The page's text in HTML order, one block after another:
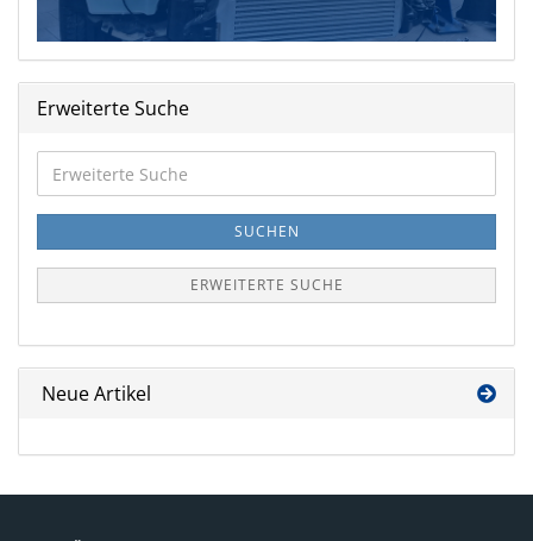
Erweiterte Suche
Suche
SUCHEN
ERWEITERTE SUCHE
Neue Artikel